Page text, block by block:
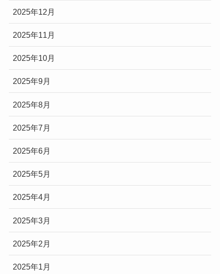
2025年12月
2025年11月
2025年10月
2025年9月
2025年8月
2025年7月
2025年6月
2025年5月
2025年4月
2025年3月
2025年2月
2025年1月